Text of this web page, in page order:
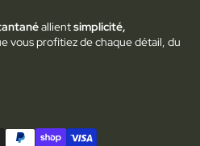
allientsimplicité,
vous profitiez de chaque détail, du